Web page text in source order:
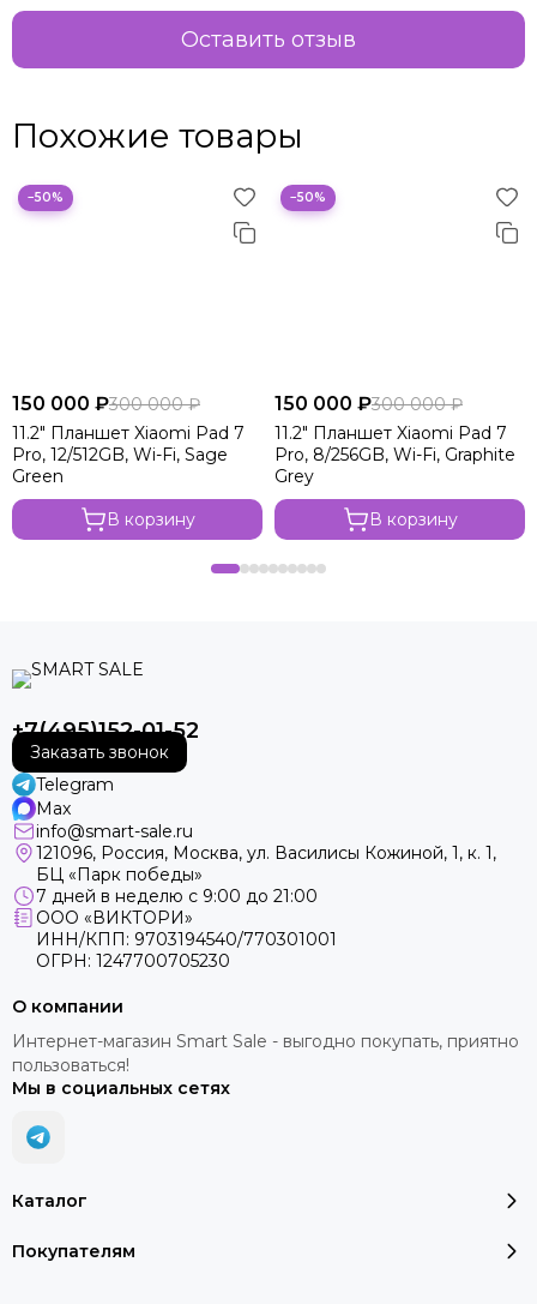
Оставить отзыв
Похожие товары
−50%
150 000 ₽300 000 ₽
11.2" Планшет Xiaomi Pad 7
Pro, 12/512GB, Wi-Fi, Sage
Green
В корзину
−50%
150 000 ₽300 000 ₽
11.2" Планшет Xiaomi Pad 7
Pro, 8/256GB, Wi-Fi, Graphite
Grey
В корзину
+7(495)152-01-52
Заказать звонок
Telegram
Max
info@smart-sale.ru
121096, Россия, Москва, ул. Василисы Кожиной, 1, к. 1,
БЦ «Парк победы»
7 дней в неделю с 9:00 до 21:00
ООО «ВИКТОРИ»
ИНН/КПП: 9703194540/770301001
ОГРН: 1247700705230
Каталог
Покупателям
О компании
Интернет-магазин Smart Sale - выгодно покупать, приятно
пользоваться!
Мы в социальных сетях